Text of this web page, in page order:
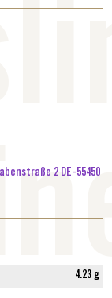
2 DE-55450
4.23 g